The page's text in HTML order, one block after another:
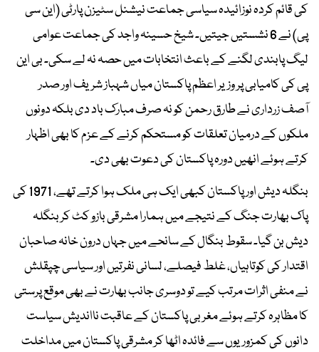
کی قائم کردہ نوزائیدہ سیاسی جماعت نیشنل سٹیزن پارٹی (این سی
پی) نے 6 نشستیں جیتیں۔ شیخ حسینہ واجد کی جماعت عوامی
لیگ پابندی لگنے کے باعث انتخابات میں حصہ نہ لے سکی۔ بی این
پی کی کامیابی پر وزیر اعظم پاکستان میاں شہباز شریف اور صدر
آصف زرداری نے طارق رحمن کو نہ صرف مبارک باد دی بلکہ دونوں
ملکوں کے درمیان تعلقات کو مستحکم کرنے کے عزم کا بھی اظہار
کرتے ہوئے انھیں دورہ پاکستان کی دعوت بھی دی۔
بنگلہ دیش اور پاکستان کبھی ایک ہی ملک ہوا کرتے تھے، 1971 کی
پاک بھارت جنگ کے نتیجے میں ہمارا مشرقی بازو کٹ کر بنگلہ
دیش بن گیا۔ سقوط بنگال کے سانحے میں جہاں درون خانہ صاحبان
اقتدار کی کوتاہیاں، غلط فیصلے، لسانی نفرتیں اور سیاسی چپقلش
نے منفی اثرات مرتب کیے تو دوسری جانب بھارت نے بھی موقع پرستی
کا مظاہرہ کرتے ہوئے مغربی پاکستان کے عاقبت نااندیش سیاست
دانوں کی کمزوریوں سے فائدہ اٹھا کر مشرقی پاکستان میں مداخلت